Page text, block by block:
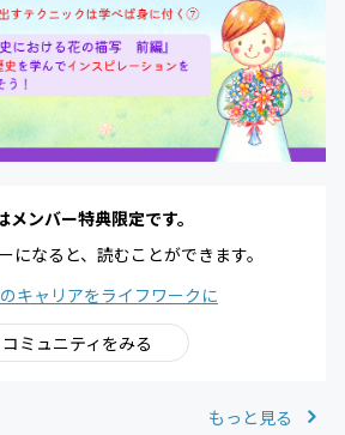
メンバー特典限定です。
になると、読むことができます。
キャリアをライフワークに
コミュニティをみる
もっと見る